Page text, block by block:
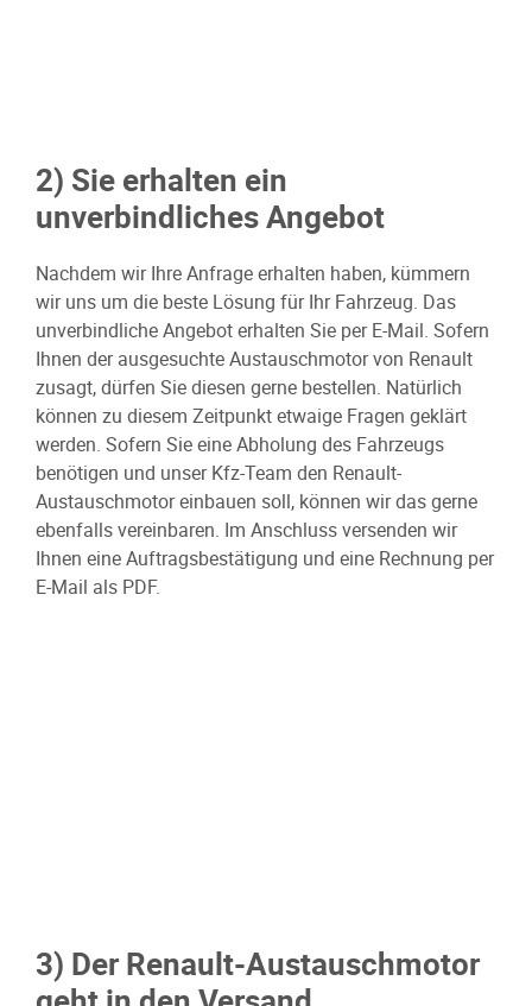
2) Sie erhalten ein
unverbindliches Angebot
Nachdem wir Ihre Anfrage erhalten haben, kümmern
wir uns um die beste Lösung für Ihr Fahrzeug. Das
unverbindliche Angebot erhalten Sie per E-Mail. Sofern
Ihnen der ausgesuchte Austauschmotor von Renault
zusagt, dürfen Sie diesen gerne bestellen. Natürlich
können zu diesem Zeitpunkt etwaige Fragen geklärt
werden. Sofern Sie eine Abholung des Fahrzeugs
benötigen und unser Kfz-Team den Renault-
Austauschmotor einbauen soll, können wir das gerne
ebenfalls vereinbaren. Im Anschluss versenden wir
Ihnen eine Auftragsbestätigung und eine Rechnung per
E-Mail als PDF.
3) Der Renault-Austauschmotor